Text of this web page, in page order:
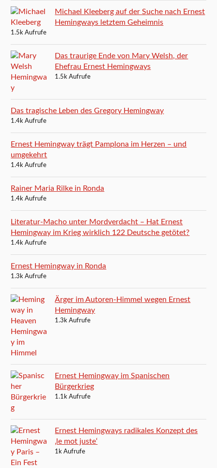
Michael Kleeberg auf der Suche nach Ernest
Hemingways letztem Geheimnis
1.5k Aufrufe
Das traurige Ende von Mary Welsh, der
Ehefrau Ernest Hemingways
1.5k Aufrufe
Das tragische Leben des Gregory Hemingway
1.4k Aufrufe
Ernest Hemingway trägt Pamplona im Herzen – und
umgekehrt
1.4k Aufrufe
Rainer Maria Rilke in Ronda
1.4k Aufrufe
Literatur-Macho unter Mordverdacht – Hat Ernest
Hemingway im Krieg wirklich 122 Deutsche getötet?
1.4k Aufrufe
Ernest Hemingway in Ronda
1.3k Aufrufe
Ärger im Autoren-Himmel wegen Ernest
Hemingway
1.3k Aufrufe
Ernest Hemingway im Spanischen
Bürgerkrieg
1.1k Aufrufe
Ernest Hemingways radikales Konzept des
‚le mot juste‘
1k Aufrufe